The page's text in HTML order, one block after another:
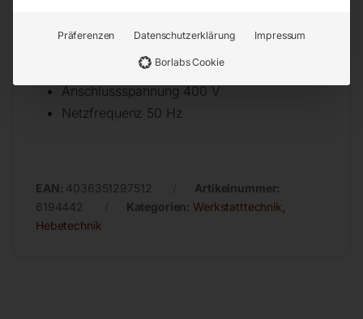
Leistung Kettenzug 1,6 / 0,4 kW
Anschlussspannung 400 V
Netzfrequenz 50 Hz
EAN: 4036351297512
Artikelnummer:
6194442
Kategorien: Werkstatttechnik
Hebetechnik
Präferenzen Datenschutzerklärung Impressum
Borlabs Cookie